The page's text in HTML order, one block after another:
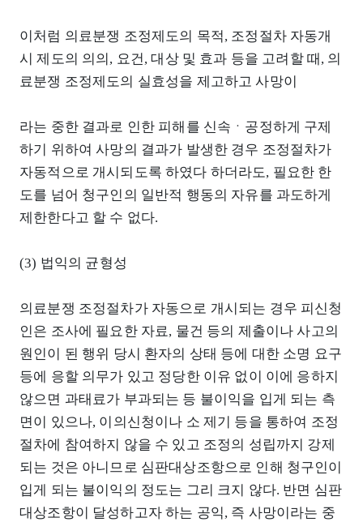
이처럼 의료분쟁 조정제도의 목적, 조정절차 자동개
시 제도의 의의, 요건, 대상 및 효과 등을 고려할 때, 의
료분쟁 조정제도의 실효성을 제고하고 사망이
라는 중한 결과로 인한 피해를 신속ㆍ공정하게 구제
하기 위하여 사망의 결과가 발생한 경우 조정절차가
자동적으로 개시되도록 하였다 하더라도, 필요한 한
도를 넘어 청구인의 일반적 행동의 자유를 과도하게
제한한다고 할 수 없다.
(3) 법익의 균형성
의료분쟁 조정절차가 자동으로 개시되는 경우 피신청
인은 조사에 필요한 자료, 물건 등의 제출이나 사고의
원인이 된 행위 당시 환자의 상태 등에 대한 소명 요구
등에 응할 의무가 있고 정당한 이유 없이 이에 응하지
않으면 과태료가 부과되는 등 불이익을 입게 되는 측
면이 있으나, 이의신청이나 소 제기 등을 통하여 조정
절차에 참여하지 않을 수 있고 조정의 성립까지 강제
되는 것은 아니므로 심판대상조항으로 인해 청구인이
입게 되는 불이익의 정도는 그리 크지 않다. 반면 심판
대상조항이 달성하고자 하는 공익, 즉 사망이라는 중